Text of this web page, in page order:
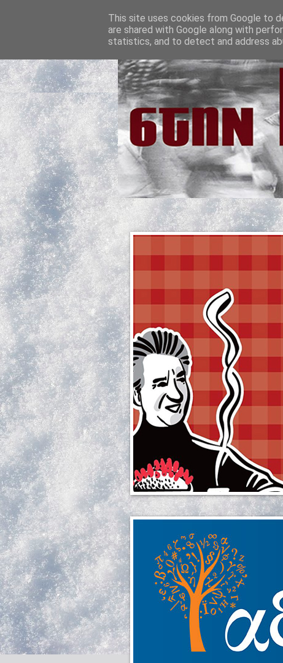
This site uses cookies from Google to
are shared with Google along with
statistics, and to detect and address